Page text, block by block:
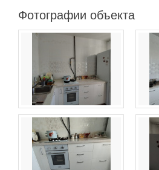
Фотографии объекта